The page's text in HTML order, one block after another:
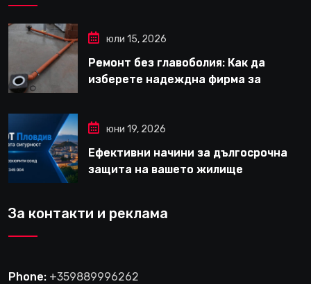
юли 15, 2026
Ремонт без главоболия: Как да
изберете надеждна фирма за
юни 19, 2026
Ефективни начини за дългосрочна
защита на вашето жилище
За контакти и реклама
Phone: +359889996262